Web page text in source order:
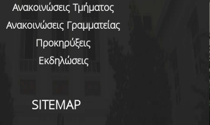
ΜΟ.ΔΙ.Π.
Ανακοινώσεις Τμήματος
Ανακοινώσεις Γραμματείας
Προκηρύξεις
Εκδηλώσεις
SITEMAP